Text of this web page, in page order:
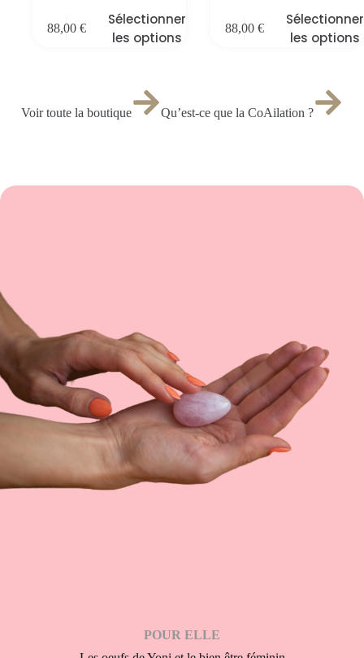
88,00 €
Sélectionner
les options
88,00 €
Sélectionner
les options
Voir toute la boutique Qu’est-ce que la CoAilation ?
POUR ELLE